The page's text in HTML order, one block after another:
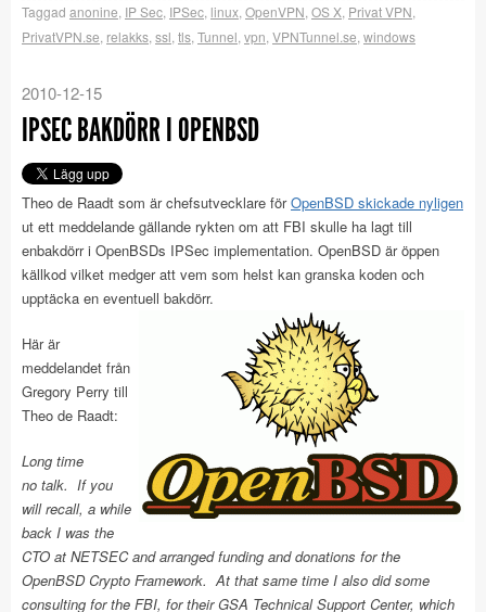
Taggad anonine IP Sec IPSec linux OpenVPN OS X Privat VPN
PrivatVPN.se relakks ssl tls Tunnel vpn VPNTunnel.se windows
2010-12-15
IPSEC BAKDÖRR I OPENBSD
Theo de Raadt som är chefsutvecklare förOpenBSD skickade nyligen
ut ett meddelande gällande rykten om att FBI skulle ha lagt till
enbakdörr i OpenBSDs IPSec implementation. OpenBSD är öppen
källkod vilket medger att vem som helst kan granska koden och
upptäcka en eventuell bakdörr.
Här är
meddelandet från
Gregory Perry till
Theo de Raadt:
Long time
no talk. If you
will recall, a while
back I was the
CTO at NETSEC and arranged funding and donations for the
OpenBSD Crypto Framework. At that same time I also did some
consulting for the FBI, for their GSA Technical Support Center, which